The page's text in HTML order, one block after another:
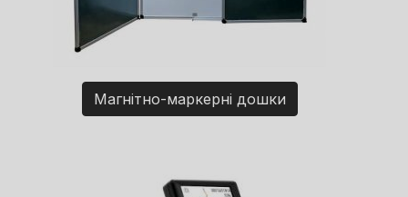
Магнітно-маркерні дошки